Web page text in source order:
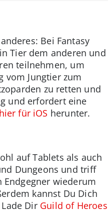
Bei Fantasy
Tier dem anderen und
teilnehmen, um
vom Jungtier zum
zu retten und
und erfordert eine
hier für iOS herunter.
auf Tablets als auch
Dungeons und triff
wiederum
kannst Du Dich
Dir Guild of Heroes